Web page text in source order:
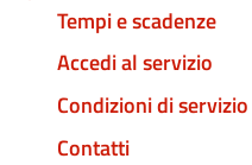
Tempi e scadenze
Accedi al servizio
Condizioni di servizio
Contatti